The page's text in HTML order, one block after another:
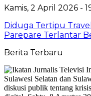
Kamis, 2 April 2026 -
Diduga Tertipu
Parepare Terlantar
Berita Terbaru